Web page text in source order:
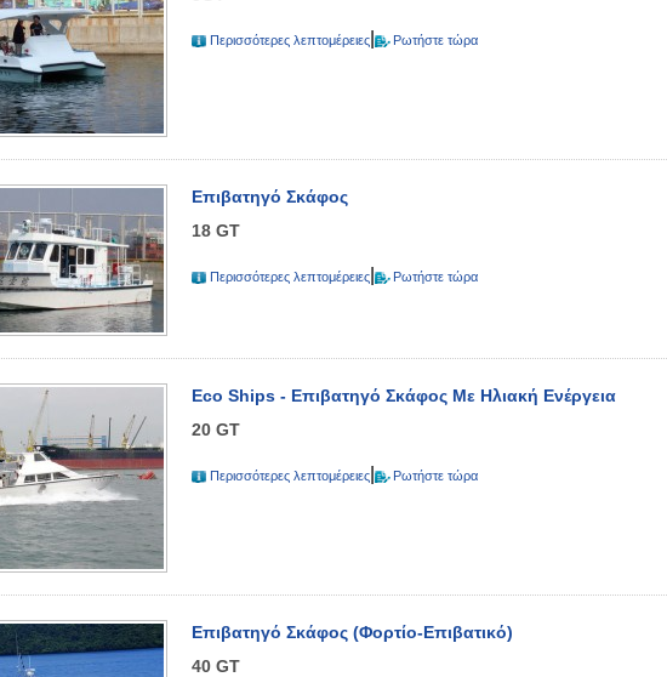
Περισσότερες λεπτομέρειες Ρωτήστε τώρα
Επιβατηγό Σκάφος
18 GT
Περισσότερες λεπτομέρειες Ρωτήστε τώρα
Eco Ships - Επιβατηγό Σκάφος Με Ηλιακή Ενέργεια
20 GT
Περισσότερες λεπτομέρειες Ρωτήστε τώρα
Επιβατηγό Σκάφος (Φορτίο-Επιβατικό)
40 GT